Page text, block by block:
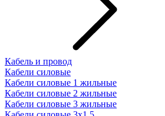
Кабель и провод
Кабели силовые
Кабели силовые 1 жильные
Кабели силовые 2 жильные
Кабели силовые 3 жильные